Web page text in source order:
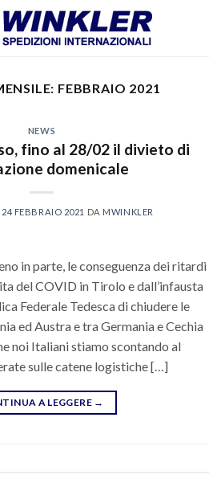
FEBBRAIO 2021
NEWS
fino al 28/02 il divieto di
domenicale
24 FEBBRAIO 2021 DA MWINKLER
in parte, le conseguenza dei ritardi
del COVID in Tirolo e dall’infausta
Federale Tedesca di chiudere le
ed Austra e tra Germania e Cechia
noi Italiani stiamo scontando al
sulle catene logistiche […]
A LEGGERE →